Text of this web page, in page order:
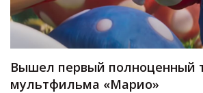
Вышел первый полноценный
мультфильма «Марио»